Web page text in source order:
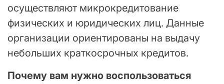
осуществляют микрокредитование
физических и юридических лиц. Данные
организации ориентированы на выдачу
небольших краткосрочных кредитов.
Почему вам нужно воспользоваться